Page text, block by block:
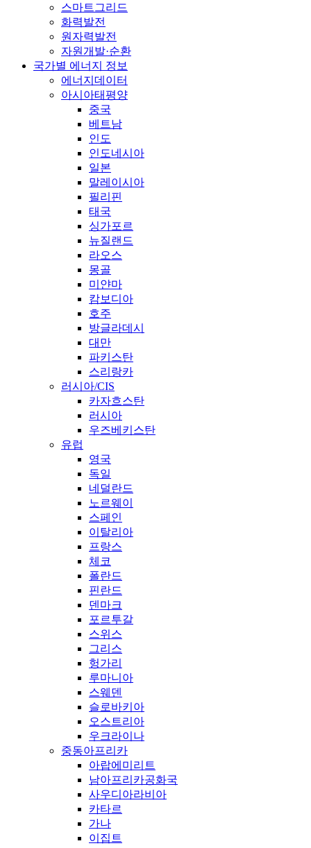
스마트그리드
화력발전
원자력발전
자원개발·순환
국가별 에너지 정보
에너지데이터
아시아태평양
중국
베트남
인도
인도네시아
일본
말레이시아
필리핀
태국
싱가포르
뉴질랜드
라오스
몽골
미얀마
캄보디아
호주
방글라데시
대만
파키스탄
스리랑카
러시아/CIS
카자흐스탄
러시아
우즈베키스탄
유럽
영국
독일
네덜란드
노르웨이
스페인
이탈리아
프랑스
체코
폴란드
핀란드
덴마크
포르투갈
스위스
그리스
헝가리
루마니아
스웨덴
슬로바키아
오스트리아
우크라이나
중동아프리카
아랍에미리트
남아프리카공화국
사우디아라비아
카타르
가나
이집트